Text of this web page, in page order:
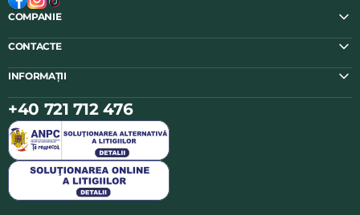
COMPANIE
CONTACTE
INFORMAȚII
+40 721 712 476